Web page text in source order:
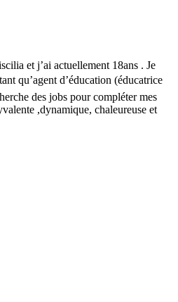
et j’ai actuellement 18ans . Je
qu’agent d’éducation (éducatrice
des jobs pour compléter mes
,dynamique, chaleureuse et